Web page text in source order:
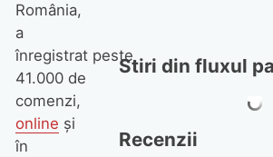
România,
a
înregistrat peste
41.000 de
comenzi,
online și
în
Stiri din fluxul
Recenzii